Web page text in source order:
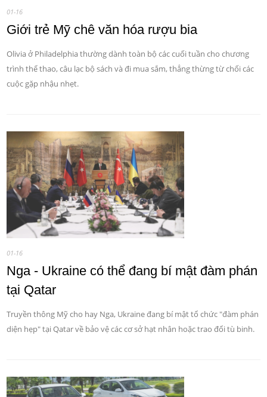
01-16
Giới trẻ Mỹ chê văn hóa rượu bia
Olivia ở Philadelphia thường dành toàn bộ các cuối tuần cho chương
trình thể thao, câu lạc bộ sách và đi mua sắm, thẳng thừng từ chối các
cuộc gặp nhậu nhẹt.
01-16
Nga - Ukraine có thể đang bí mật đàm phán
tại Qatar
Truyền thông Mỹ cho hay Nga, Ukraine đang bí mật tổ chức "đàm phán
diện hẹp" tại Qatar về bảo vệ các cơ sở hạt nhân hoặc trao đổi tù binh.